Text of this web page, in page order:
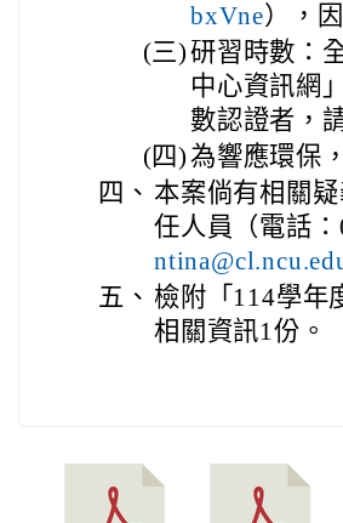
bxVne），
(三)研習時數：
中心資訊網
數認證者，
(四)為響應環保
四、 本案倘有相關
任人員（電話
五、 檢附「114學年
相關資訊1份。